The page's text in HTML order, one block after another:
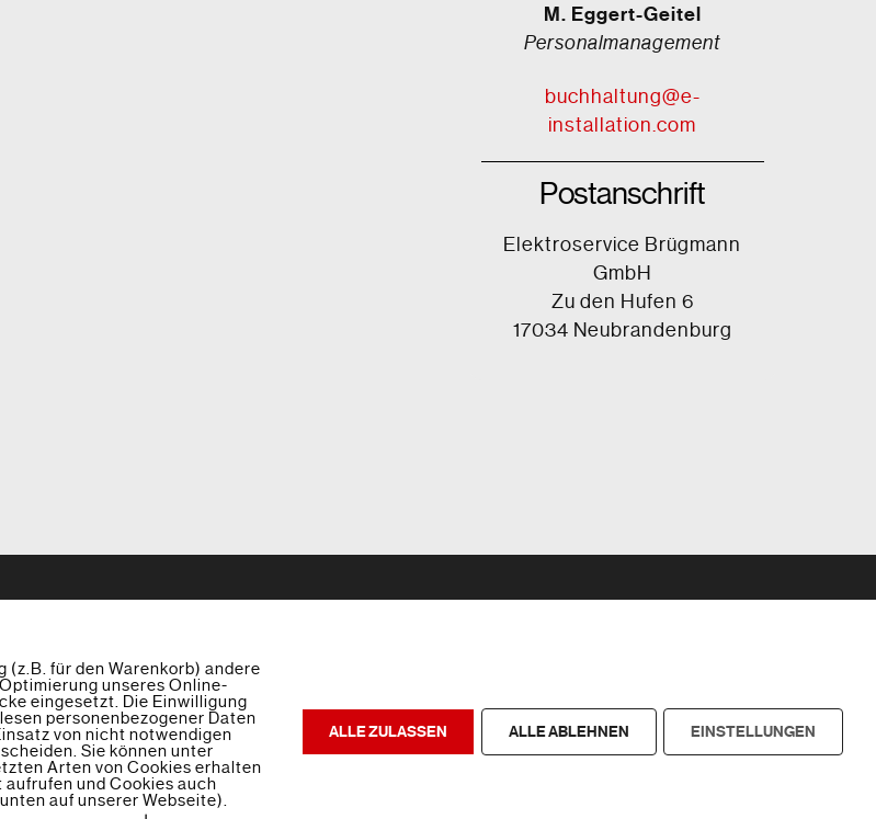
M. Eggert-Geitel
Personalmanagement
buchhaltung@e-
installation.com
Postanschrift
Elektroservice Brügmann
GmbH
Zu den Hufen 6
17034 Neubrandenburg
Top
Impressum Datenschutz
Elektroservice Brügmann GmbH
AR-Mediendesign•Themify WordPress Themes
(z.B. für den Warenkorb) andere
unseres Online-
eingesetzt. Die Einwilligung
personenbezogener Daten
von nicht notwendigen
Sie können unter
Arten von Cookies erhalten
und Cookies auch
auf unserer Webseite).
ALLE ZULASSEN ALLE ABLEHNEN EINSTELLUNGEN